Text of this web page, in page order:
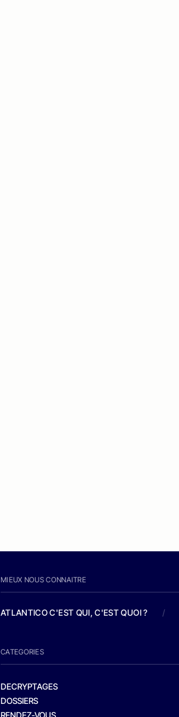
MIEUX NOUS CONNAITRE
ATLANTICO C'EST QUI, C'EST QUOI ? /
CATEGORIES
DECRYPTAGES
DOSSIERS
RENDEZ-VOUS